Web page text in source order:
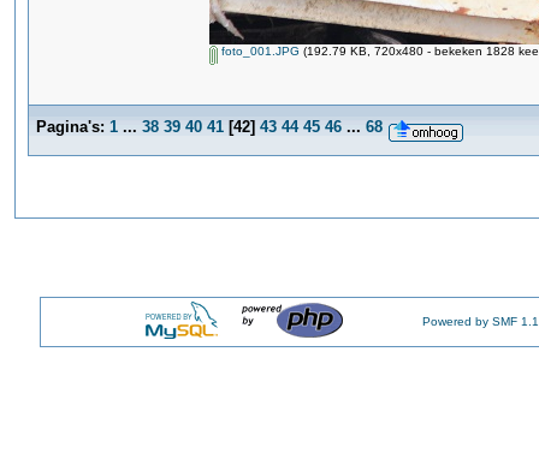
foto_001.JPG (192.79 KB, 720x480 - bekeken 1828
Pagina's: 1 ... 38 39 40 41 [42] 43 44 45 46 ... 68
Powered by SMF